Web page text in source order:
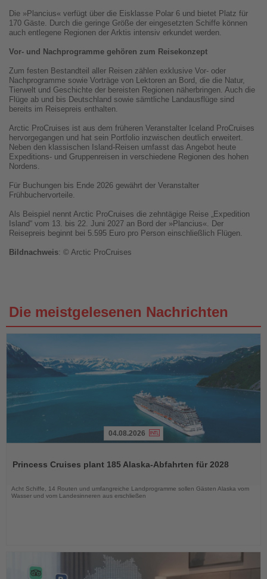
Die »Plancius« verfügt über die Eisklasse Polar 6 und bietet Platz für
170 Gäste. Durch die geringe Größe der eingesetzten Schiffe können
auch entlegene Regionen der Arktis intensiv erkundet werden.
Vor- und Nachprogramme gehören zum Reisekonzept
Zum festen Bestandteil aller Reisen zählen exklusive Vor- oder
Nachprogramme sowie Vorträge von Lektoren an Bord, die die Natur,
Tierwelt und Geschichte der bereisten Regionen näherbringen. Auch die
Flüge ab und bis Deutschland sowie sämtliche Landausflüge sind
bereits im Reisepreis enthalten.
Arctic ProCruises ist aus dem früheren Veranstalter Iceland ProCruises
hervorgegangen und hat sein Portfolio inzwischen deutlich erweitert.
Neben den klassischen Island-Reisen umfasst das Angebot heute
Expeditions- und Gruppenreisen in verschiedene Regionen des hohen
Nordens.
Für Buchungen bis Ende 2026 gewährt der Veranstalter
Frühbuchervorteile.
Als Beispiel nennt Arctic ProCruises die zehntägige Reise „Expedition
Island“ vom 13. bis 22. Juni 2027 an Bord der »Plancius«. Der
Reisepreis beginnt bei 5.595 Euro pro Person einschließlich Flügen.
Bildnachweis: © Arctic ProCruises
Die meistgelesenen Nachrichten
die
04.08.2026
Princess Cruises plant 185 Alaska-Abfahrten für 2028
Acht Schiffe, 14 Routen und umfangreiche Landprogramme sollen Gästen Alaska vom
Wasser und vom Landesinneren aus erschließen